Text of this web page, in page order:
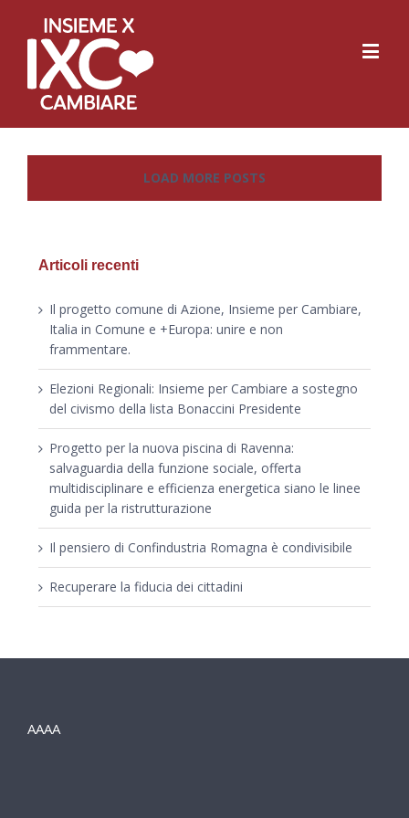
LOAD MORE POSTS
Articoli recenti
Il progetto comune di Azione, Insieme per Cambiare,
Italia in Comune e +Europa: unire e non
frammentare.
Elezioni Regionali: Insieme per Cambiare a sostegno
del civismo della lista Bonaccini Presidente
Progetto per la nuova piscina di Ravenna:
salvaguardia della funzione sociale, offerta
multidisciplinare e efficienza energetica siano le linee
guida per la ristrutturazione
Il pensiero di Confindustria Romagna è condivisibile
Recuperare la fiducia dei cittadini
AAAA